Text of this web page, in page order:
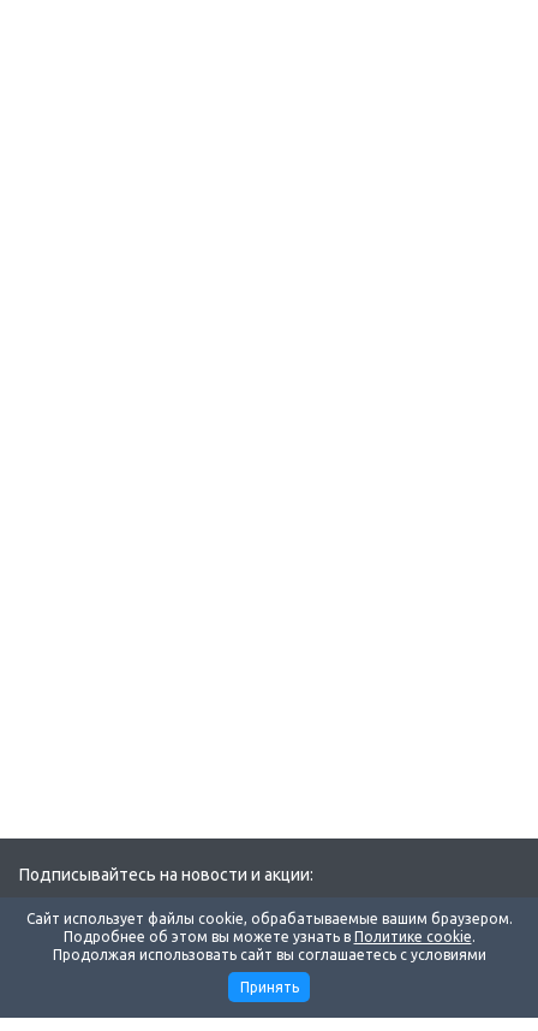
Подписывайтесь на новости и акции:
Компания
Сайт использует файлы cookie, обрабатываемые вашим браузером.
Подробнее об этом вы можете узнать в Политике cookie.
Продолжая использовать сайт вы соглашаетесь с условиями
Принять